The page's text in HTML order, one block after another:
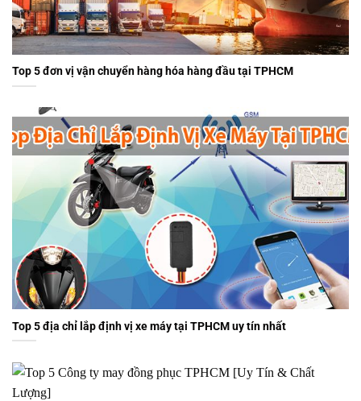
Top 5 đơn vị vận chuyển hàng hóa hàng đầu tại TPHCM
Top 5 địa chỉ lắp định vị xe máy tại TPHCM uy tín nhất